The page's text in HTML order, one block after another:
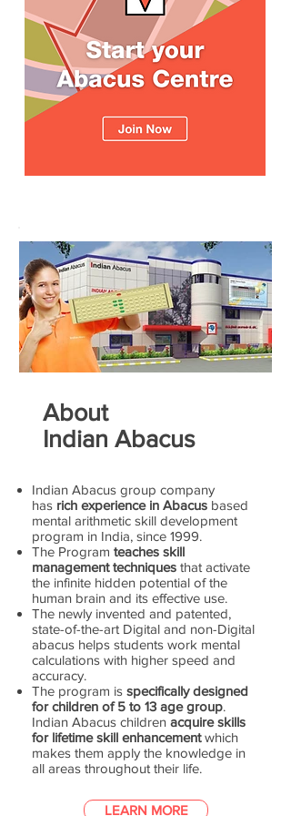
About
Indian Abacus
Indian Abacus group company
has rich experience in Abacus based
mental arithmetic skill development
program in India, since 1999.
The Program teaches skill
management techniques that activate
the infinite hidden potential of the
human brain and its effective use.
The newly invented and patented,
state-of-the-art Digital and non-Digital
abacus helps students work mental
calculations with higher speed and
accuracy.
The program is specifically designed
for children of 5 to 13 age group.
Indian Abacus children acquire skills
for lifetime skill enhancementwhich
makes them apply the knowledge in
all areas throughout their life.
LEARN MORE